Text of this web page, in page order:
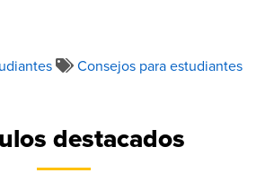
Consejos para estudiantes
destacados